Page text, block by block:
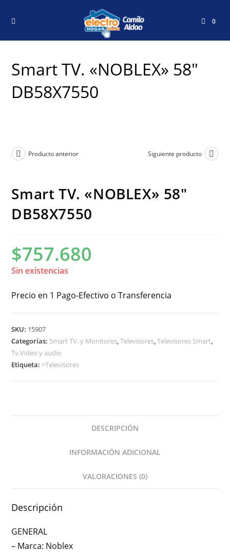
0
Smart TV. «NOBLEX» 58″
DB58X7550
Producto anterior Siguiente producto
Smart TV. «NOBLEX» 58″
DB58X7550
$757.680
Sin existencias
Precio en 1 Pago-Efectivo o Transferencia
SKU: 15907
Categorías: Smart TV. y Monitores,Televisores,Televisores Smart,
Tv.Video y audio
Etiqueta:>Televisores
DESCRIPCIÓN
INFORMACIÓN ADICIONAL
VALORACIONES (0)
Descripción
GENERAL
– Marca: Noblex